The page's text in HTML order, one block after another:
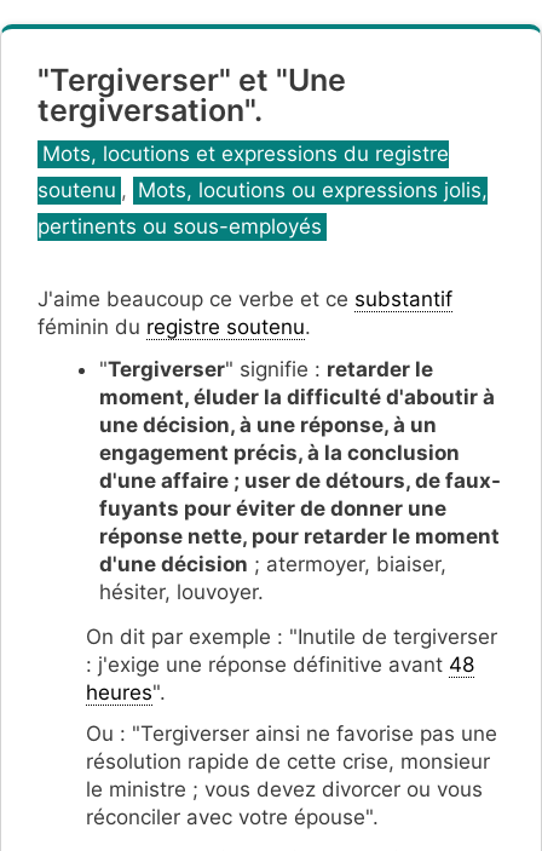
"Tergiverser" et "Une
tergiversation".
Catégories
Mots, locutions et expressions du registre
soutenu , Mots, locutions ou expressions jolis,
pertinents ou sous-employés
J'aime beaucoup ce verbe et ce substantif
féminin du registre soutenu.
"Tergiverser" signifie : retarder le
moment, éluder la difficulté d'aboutir à
une décision, à une réponse, à un
engagement précis, à la conclusion
d'une affaire ; user de détours, de faux-
fuyants pour éviter de donner une
réponse nette, pour retarder le moment
d'une décision ; atermoyer, biaiser,
hésiter, louvoyer.
On dit par exemple : "Inutile de tergiverser
: j'exige une réponse définitive avant 48
heures".
Ou : "Tergiverser ainsi ne favorise pas une
résolution rapide de cette crise, monsieur
le ministre ; vous devez divorcer ou vous
réconciler avec votre épouse".